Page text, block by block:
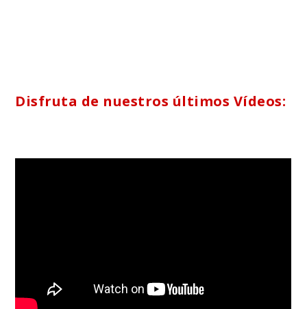
Disfruta de nuestros últimos Vídeos: